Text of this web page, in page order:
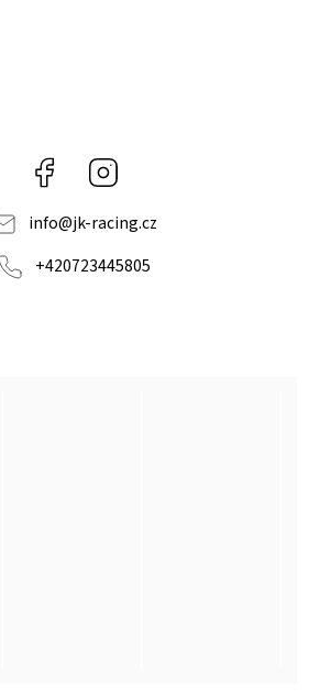
Facebook
info@jk-racing.cz
+420723445805